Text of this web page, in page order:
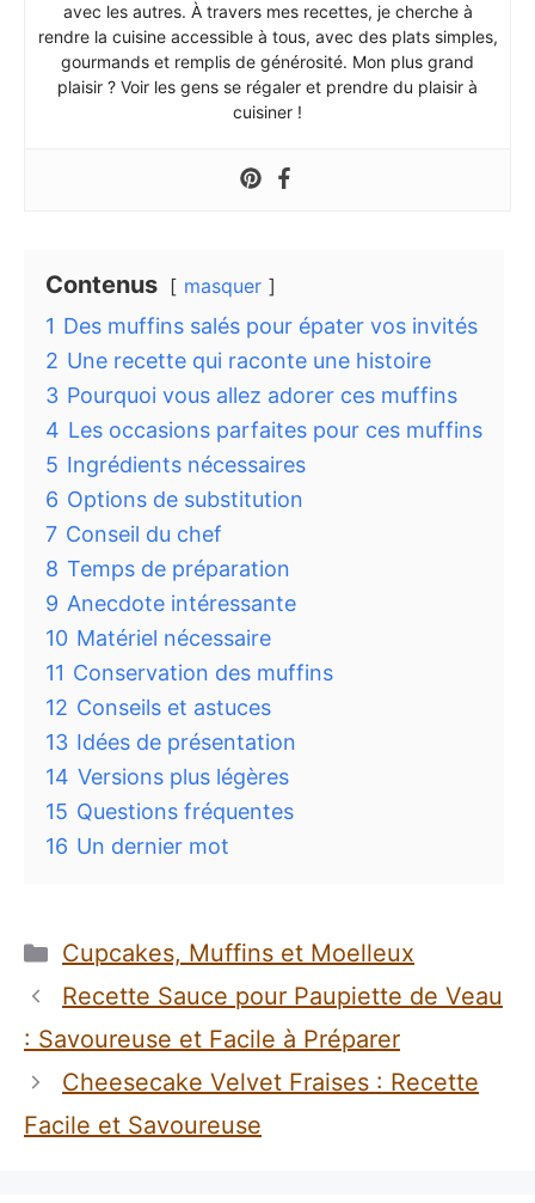
avec les autres. À travers mes recettes, je cherche à
rendre la cuisine accessible à tous, avec des plats simples,
gourmands et remplis de générosité. Mon plus grand
plaisir ? Voir les gens se régaler et prendre du plaisir à
cuisiner !
Contenus masquer
1 Des muffins salés pour épater vos invités
2 Une recette qui raconte une histoire
3 Pourquoi vous allez adorer ces muffins
4 Les occasions parfaites pour ces muffins
5 Ingrédients nécessaires
6 Options de substitution
7 Conseil du chef
8 Temps de préparation
9 Anecdote intéressante
10 Matériel nécessaire
11 Conservation des muffins
12 Conseils et astuces
13 Idées de présentation
14 Versions plus légères
15 Questions fréquentes
16 Un dernier mot
Catégories
Cupcakes, Muffins et Moelleux
Recette Sauce pour Paupiette de Veau
: Savoureuse et Facile à Préparer
Cheesecake Velvet Fraises : Recette
Facile et Savoureuse